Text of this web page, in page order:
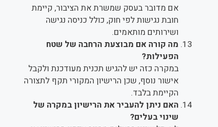
אם מדובר בעסק שמשרת את הציבור, קיימת
חובת נגישות לפי חוק, כולל כניסה נגישה
ושירותים מותאמים.
מה קורה אם מבוצעת הרחבה של שטח
הפעילות?
במקרה כזה יש להגיש תכנית מעודכנת ולקבל
אישור נוסף, שכן הרישיון המקורי תקף לתצורה
הקיימת בלבד.
האם ניתן להעביר את הרישיון במקרה של
שינוי בעלים?